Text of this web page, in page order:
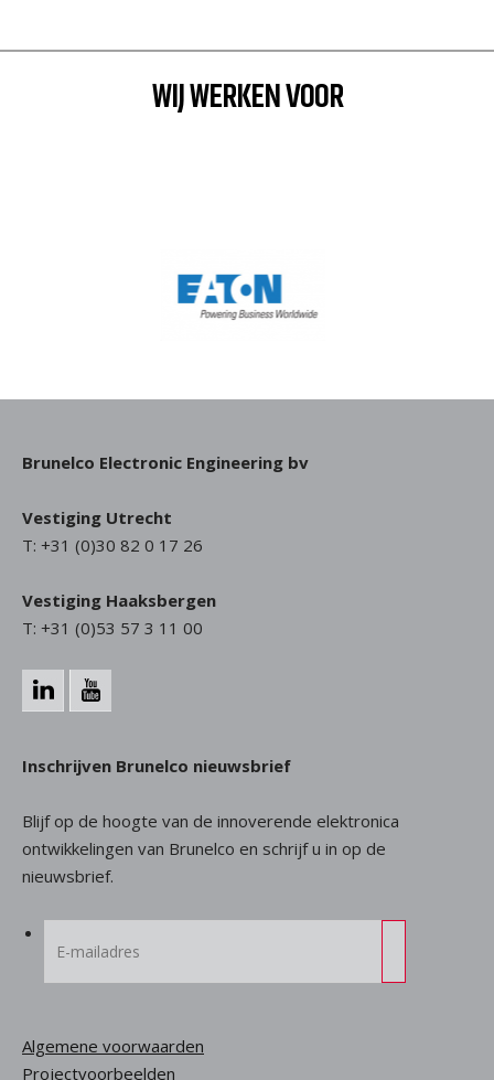
WIJ WERKEN VOOR
Brunelco Electronic Engineering bv
Vestiging Utrecht
T: +31 (0)30 82 0 17 26
Vestiging Haaksbergen
T: +31 (0)53 57 3 11 00
Inschrijven Brunelco nieuwsbrief
Blijf op de hoogte van de innoverende elektronica
ontwikkelingen van Brunelco en schrijf u in op de
nieuwsbrief.
Algemene voorwaarden
Projectvoorbeelden